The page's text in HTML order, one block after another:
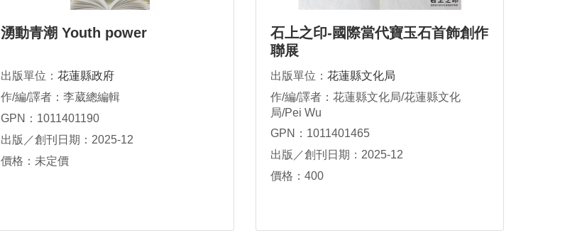
湧動青潮 Youth power
出版單位： 花蓮縣政府
作/編/譯者：李葳總編輯
GPN：1011401190
出版／創刊日期：2025-12
價格：未定價
石上之印-國際當代寶玉石首飾創作
聯展
出版單位： 花蓮縣文化局
作/編/譯者：花蓮縣文化局/花蓮縣文化
局/Pei Wu
GPN：1011401465
出版／創刊日期：2025-12
價格：400